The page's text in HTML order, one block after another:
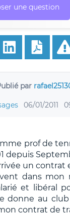
une question
par
06/01/2011
prof de
depuis
un contrat
dans mon
et libéral
donne au
contrat de